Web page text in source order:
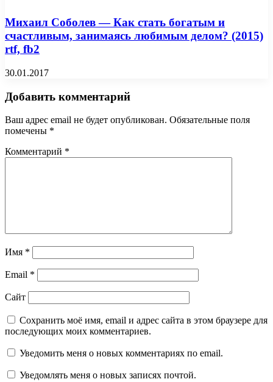
Михаил Соболев — Как стать богатым и
счастливым, занимаясь любимым делом? (2015)
rtf, fb2
30.01.2017
Добавить комментарий
Ваш адрес email не будет опубликован. Обязательные поля
помечены *
Комментарий *
Имя *
Email *
Сайт
Сохранить моё имя, email и адрес сайта в этом браузере для
последующих моих комментариев.
Уведомить меня о новых комментариях по email.
Уведомлять меня о новых записях почтой.